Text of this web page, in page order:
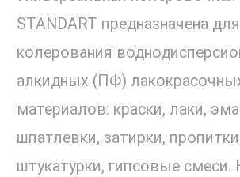
STANDART предназначена для
колерования
алкидных (ПФ)
материалов: краски, лаки,
шпатлевки, затирки,
штукатурки, гипсовые смеси.